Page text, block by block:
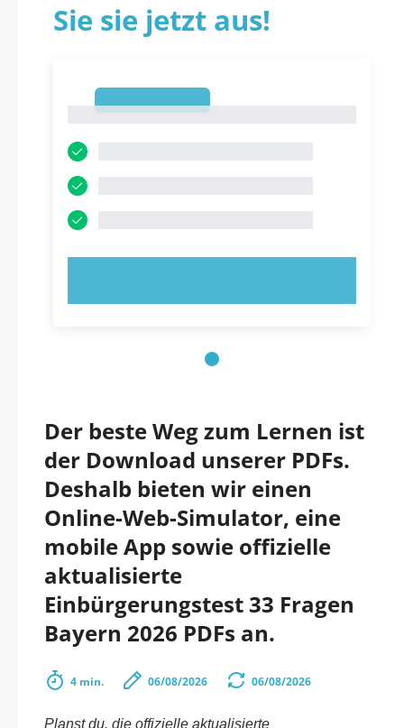
Sie sie jetzt aus!
Der beste Weg zum Lernen ist
der Download unserer PDFs.
Deshalb bieten wir einen
Online-Web-Simulator, eine
mobile App sowie offizielle
aktualisierte
Einbürgerungstest 33 Fragen
Bayern 2026 PDFs an.
4 min. 06/08/2026 06/08/2026
Planst du, die offizielle aktualisierte